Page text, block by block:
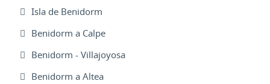
Isla de Benidorm
Benidorm a Calpe
Benidorm - Villajoyosa
Benidorm a Altea